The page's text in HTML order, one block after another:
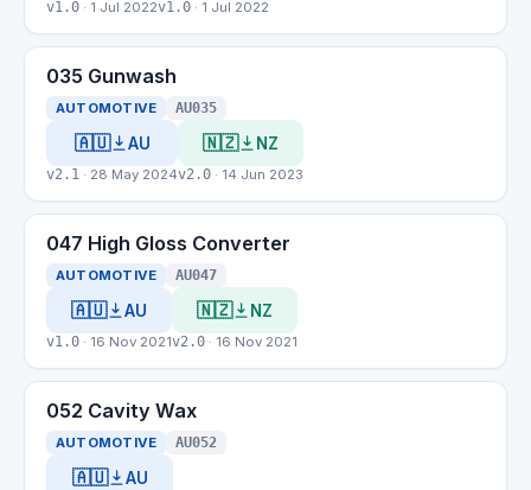
v1.0 · 1 Jul 2022v1.0 · 1 Jul 2022
035 Gunwash
AUTOMOTIVE AU035
🇦🇺 AU
v2.1 · 28 May 2024
🇳🇿 NZ
v2.0 · 14 Jun 2023
047 High Gloss Converter
AUTOMOTIVE AU047
🇦🇺 AU
v1.0 · 16 Nov 2021
🇳🇿 NZ
v2.0 · 16 Nov 2021
052 Cavity Wax
AUTOMOTIVE AU052
🇦🇺 AU